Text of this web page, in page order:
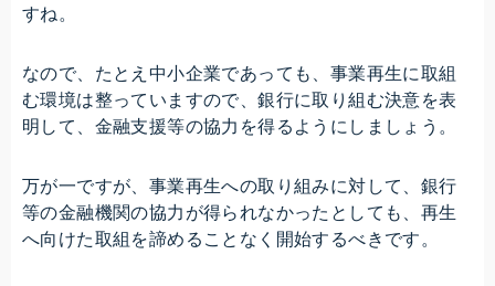
すね。
なので、たとえ中小企業であっても、事業再生に取組
む環境は整っていますので、銀行に取り組む決意を表
明して、金融支援等の協力を得るようにしましょう。
万が一ですが、事業再生への取り組みに対して、銀行
等の金融機関の協力が得られなかったとしても、再生
へ向けた取組を諦めることなく開始するべきです。